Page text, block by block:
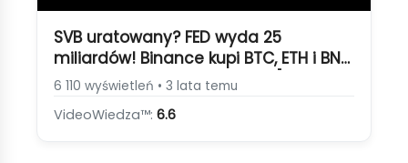
SVB uratowany? FED wyda 25
miliardów! Binance kupi BTC, ETH i BNB
za miliard BUSD! Bitcoin BTC [Ratunek
SVB, Binance, Bitcoin]
6 110 wyświetleń • 3 lata temu
VideoWiedza™: 6.6